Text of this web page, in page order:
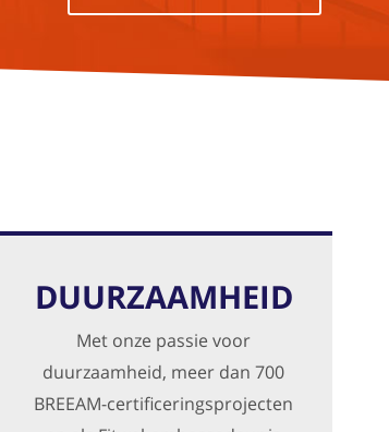
DUURZAAMHEID
Met onze passie voor
duurzaamheid, meer dan 700
BREEAM-certificeringsprojecten